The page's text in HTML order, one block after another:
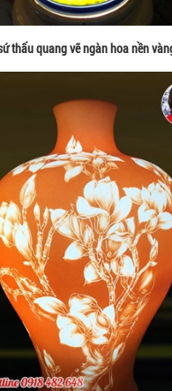
thấu quang vẽ ngàn hoa nền